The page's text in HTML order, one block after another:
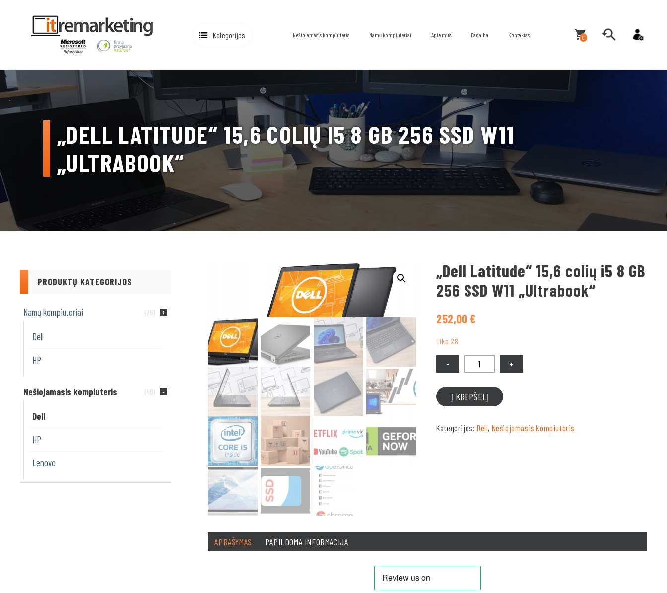
Kategorijos Nešiojamasis kompiuteris Namų kompiuteriai Apie mus Pagalba Kontaktas 0
„DELL LATITUDE“ 15,6 COLIŲ I5 8 GB 256 SSD W11
„ULTRABOOK“
PRODUKTŲ KATEGORIJOS
Namų kompiuteriai (26)
Dell
HP
Nešiojamasis kompiuteris (48)
Dell
HP
Lenovo
„Dell Latitude“ 15,6 colių i5 8 GB
256 SSD W11 „Ultrabook“
252,00€
Liko 28
Į KREPŠELĮ
Kategorijos: Dell, Nešiojamasis kompiuteris
APRAŠYMAS PAPILDOMA INFORMACIJA